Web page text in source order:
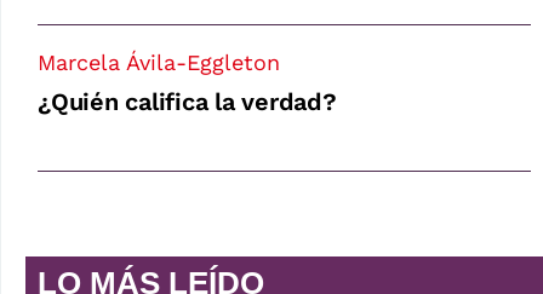
Marcela Ávila-Eggleton
¿Quién califica la verdad?
LO MÁS LEÍDO